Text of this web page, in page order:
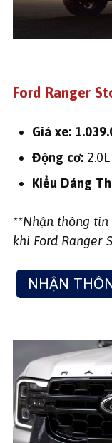
Ford Ranger
Giá xe:
Động cơ:2.0L
Kiểu Dáng
**Nhận thông
khi Ford Ranger
NHẬN